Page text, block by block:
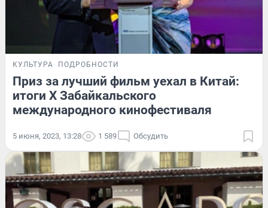
КУЛЬТУРА ПОДРОБНОСТИ
Приз за лучший фильм уехал в Китай:
итоги X Забайкальского
международного кинофестиваля
5 июня, 2023, 13:28 1 589 Обсудить